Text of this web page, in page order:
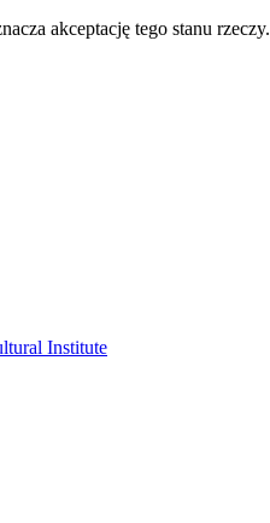
akceptację tego stanu rzeczy.
Institute